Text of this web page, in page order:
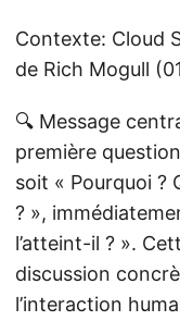
Contexte: Cloud
de Rich Mogull
🔍 Message
première
soit « Pourquoi ?
? »,
l’atteint-il ? ».
discussion
l’interaction